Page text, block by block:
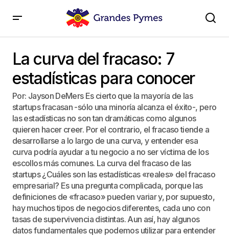
La curva del fracaso: 7
estadísticas para conocer
Por: Jayson DeMers Es cierto que la mayoría de las
startups fracasan -sólo una minoría alcanza el éxito-, pero
las estadísticas no son tan dramáticas como algunos
quieren hacer creer. Por el contrario, el fracaso tiende a
desarrollarse a lo largo de una curva, y entender esa
curva podría ayudar a tu negocio a no ser víctima de los
escollos más comunes. La curva del fracaso de las
startups ¿Cuáles son las estadísticas «reales» del fracaso
empresarial? Es una pregunta complicada, porque las
definiciones de «fracaso» pueden variar y, por supuesto,
hay muchos tipos de negocios diferentes, cada uno con
tasas de supervivencia distintas. Aun así, hay algunos
datos fundamentales que podemos utilizar para entender